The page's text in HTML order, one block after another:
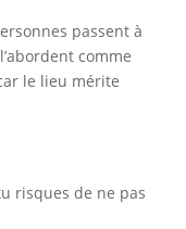
passent à
comme
le lieu mérite
risques de ne pas